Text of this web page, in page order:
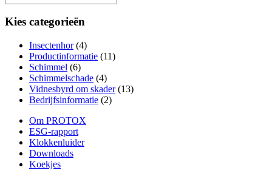
Kies categorieën
Insectenhor(4)
Productinformatie (11)
Schimmel (6)
Schimmelschade (4)
Vidnesbyrd om skader(13)
Bedrijfsinformatie (2)
Om PROTOX
ESG-rapport
Klokkenluider
Downloads
Koekjes